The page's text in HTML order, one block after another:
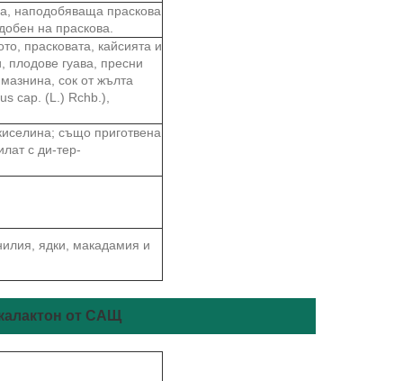
наподобяваща праскова
на праскова.
прасковата, кайсията и
гуава, пресни
сок от жълта
cap. (L.) Rchb.),
също приготвена
с ди-тер-
ядки, макадамия и
от САЩ